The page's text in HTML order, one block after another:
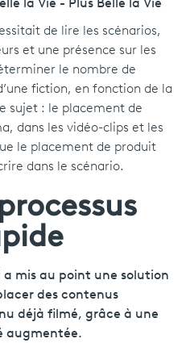
la Vie - Plus Belle la Vie
de lire les scénarios,
et une présence sur les
le nombre de
fiction, en fonction de la
sujet : le placement de
dans les vidéo-clips et les
le placement de produit
dans le scénario.
mis au point une solution
des contenus
déjà filmé, grâce à une
augmentée.